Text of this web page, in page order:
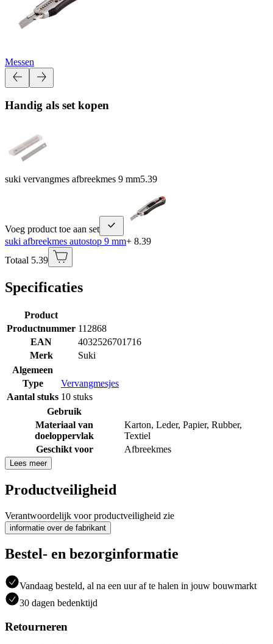
Messen
Handig als set kopen
suki vervangmes afbreekmes 9 mm5.39
Voeg product toe aan set
suki afbreekmes autostop 9 mm+ 8.39
Totaal 5.39
Specificaties
Product
Productnummer 112868
EAN
4032526701716
Merk
Suki
Algemeen
Type
Vervangmesjes
Aantal stuks 10 stuks
Gebruik
Materiaal van
doeloppervlak
Karton, Leder, Papier, Rubber,
Textiel
Geschikt voor
Afbreekmes
Lees meer
Productveiligheid
Verantwoordelijk voor productveiligheid zie
informatie over de fabrikant
Bestel- en bezorginformatie
Vandaag besteld, al na een uur af te halen in jouw bouwmarkt
30 dagen bedenktijd
Retourneren